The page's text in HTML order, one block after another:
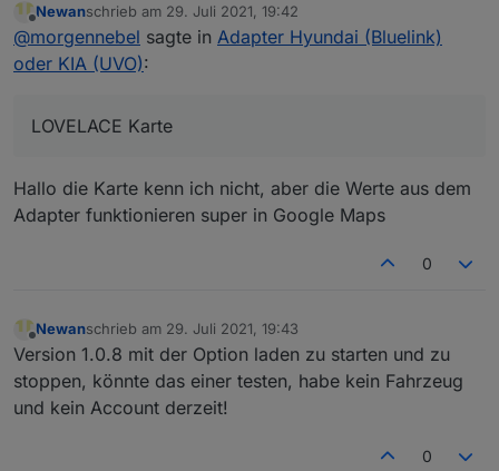
Nebenbei gefragt, wie kann ich denn die Werte
aus
bluelink.0.vehicleLocation.lat
bisherige Konfiguration ist:
was mir die leere Karte meines Heimatortes aus
der global Konfig anzeigt...
Danke, -MN
Offline
Newanschrieb am 29. Juli 2021, 19:42
zuletzt editiert von
@morgennebel sagte in Adapter Hyundai (Bluelink)
oder KIA (UVO):
LOVELACE Karte
Hallo die Karte kenn ich nicht, aber die Werte aus dem
Adapter funktionieren super in Google Maps
0
Offline
Newanschrieb am 29. Juli 2021, 19:43
zuletzt editiert von
Version 1.0.8 mit der Option laden zu starten und zu
stoppen, könnte das einer testen, habe kein Fahrzeug
und kein Account derzeit!
0